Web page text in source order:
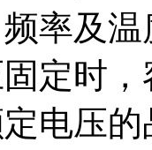
率及
定时
电压